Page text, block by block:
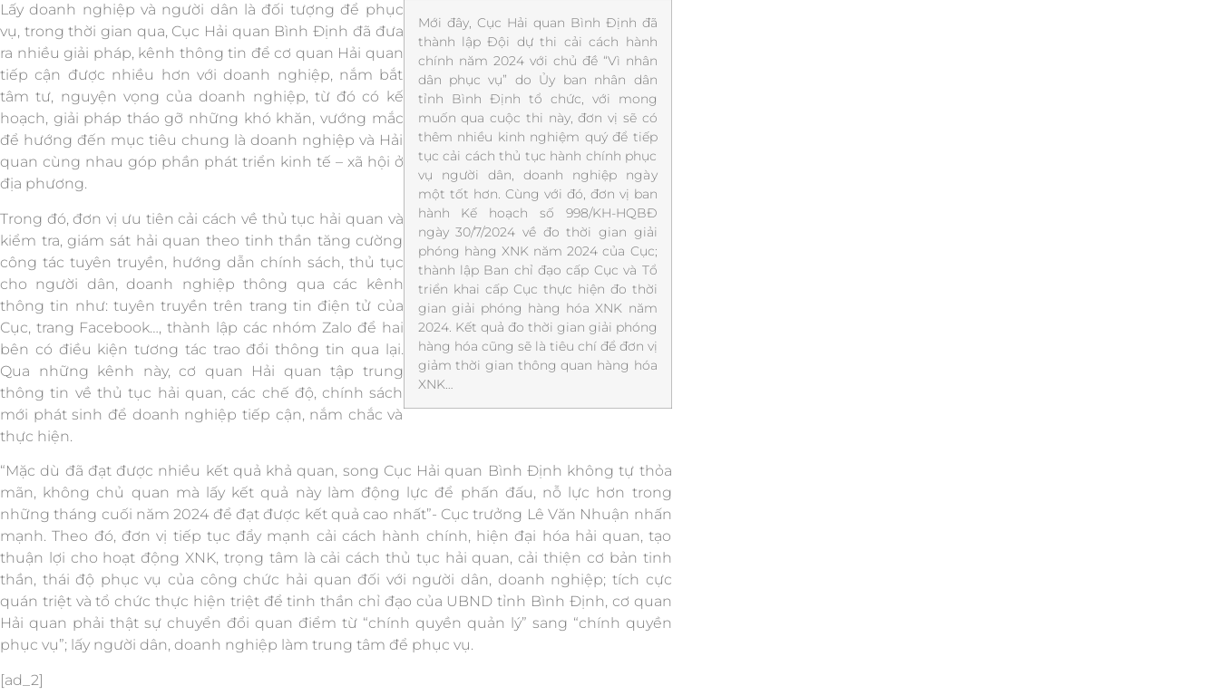
Mới đây, Cục Hải quan Bình Định đã
thành lập Đội dự thi cải cách hành
chính năm 2024 với chủ đề “Vì nhân
dân phục vụ” do Ủy ban nhân dân
tỉnh Bình Định tổ chức, với mong
muốn qua cuộc thi này, đơn vị sẽ có
thêm nhiều kinh nghiệm quý để tiếp
tục cải cách thủ tục hành chính phục
vụ người dân, doanh nghiệp ngày
một tốt hơn. Cùng với đó, đơn vị ban
hành Kế hoạch số 998/KH-HQBĐ
ngày 30/7/2024 về đo thời gian giải
phóng hàng XNK năm 2024 của Cục;
thành lập Ban chỉ đạo cấp Cục và Tổ
triển khai cấp Cục thực hiện đo thời
gian giải phóng hàng hóa XNK năm
2024. Kết quả đo thời gian giải phóng
hàng hóa cũng sẽ là tiêu chí để đơn vị
giảm thời gian thông quan hàng hóa
XNK…
Lấy doanh nghiệp và người dân là đối tượng để phục
vụ, trong thời gian qua, Cục Hải quan Bình Định đã đưa
ra nhiều giải pháp, kênh thông tin để cơ quan Hải quan
tiếp cận được nhiều hơn với doanh nghiệp, nắm bắt
tâm tư, nguyện vọng của doanh nghiệp, từ đó có kế
hoạch, giải pháp tháo gỡ những khó khăn, vướng mắc
để hướng đến mục tiêu chung là doanh nghiệp và Hải
quan cùng nhau góp phần phát triển kinh tế – xã hội ở
địa phương.
Trong đó, đơn vị ưu tiên cải cách về thủ tục hải quan và
kiểm tra, giám sát hải quan theo tinh thần tăng cường
công tác tuyên truyền, hướng dẫn chính sách, thủ tục
cho người dân, doanh nghiệp thông qua các kênh
thông tin như: tuyên truyền trên trang tin điện tử của
Cục, trang Facebook…, thành lập các nhóm Zalo để hai
bên có điều kiện tương tác trao đổi thông tin qua lại.
Qua những kênh này, cơ quan Hải quan tập trung
thông tin về thủ tục hải quan, các chế độ, chính sách
mới phát sinh để doanh nghiệp tiếp cận, nắm chắc và
thực hiện.
“Mặc dù đã đạt được nhiều kết quả khả quan, song Cục Hải quan Bình Định không tự thỏa
mãn, không chủ quan mà lấy kết quả này làm động lực để phấn đấu, nỗ lực hơn trong
những tháng cuối năm 2024 để đạt được kết quả cao nhất”- Cục trưởng Lê Văn Nhuận nhấn
mạnh. Theo đó, đơn vị tiếp tục đẩy mạnh cải cách hành chính, hiện đại hóa hải quan, tạo
thuận lợi cho hoạt động XNK, trọng tâm là cải cách thủ tục hải quan, cải thiện cơ bản tinh
thần, thái độ phục vụ của công chức hải quan đối với người dân, doanh nghiệp; tích cực
quán triệt và tổ chức thực hiện triệt để tinh thần chỉ đạo của UBND tỉnh Bình Định, cơ quan
Hải quan phải thật sự chuyển đổi quan điểm từ “chính quyền quản lý” sang “chính quyền
phục vụ”; lấy người dân, doanh nghiệp làm trung tâm để phục vụ.
[ad_2]